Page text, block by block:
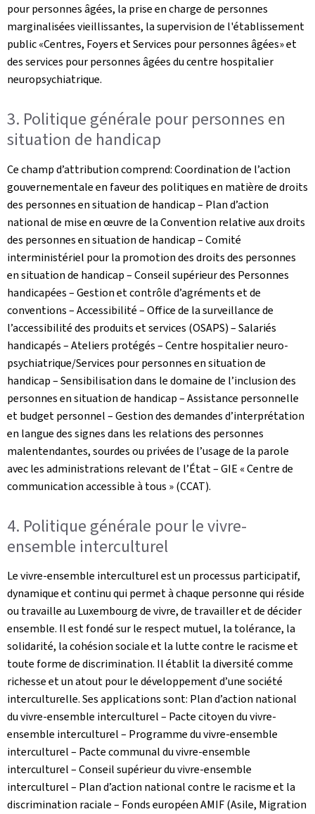
pour personnes âgées, la prise en charge de personnes
marginalisées vieillissantes, la supervision de l'établissement
public «Centres, Foyers et Services pour personnes âgées» et
des services pour personnes âgées du centre hospitalier
neuropsychiatrique.
3. Politique générale pour personnes en
situation de handicap
Ce champ d’attribution comprend: Coordination de l’action
gouvernementale en faveur des politiques en matière de droits
des personnes en situation de handicap – Plan d’action
national de mise en œuvre de la Convention relative aux droits
des personnes en situation de handicap – Comité
interministériel pour la promotion des droits des personnes
en situation de handicap – Conseil supérieur des Personnes
handicapées – Gestion et contrôle d’agréments et de
conventions – Accessibilité – Office de la surveillance de
l’accessibilité des produits et services (OSAPS) – Salariés
handicapés – Ateliers protégés – Centre hospitalier neuro-
psychiatrique/Services pour personnes en situation de
handicap – Sensibilisation dans le domaine de l’inclusion des
personnes en situation de handicap – Assistance personnelle
et budget personnel – Gestion des demandes d’interprétation
en langue des signes dans les relations des personnes
malentendantes, sourdes ou privées de l’usage de la parole
avec les administrations relevant de l’État – GIE « Centre de
communication accessible à tous » (CCAT).
4. Politique générale pour le vivre-
ensemble interculturel
Le vivre-ensemble interculturel est un processus participatif,
dynamique et continu qui permet à chaque personne qui réside
ou travaille au Luxembourg de vivre, de travailler et de décider
ensemble. Il est fondé sur le respect mutuel, la tolérance, la
solidarité, la cohésion sociale et la lutte contre le racisme et
toute forme de discrimination. Il établit la diversité comme
richesse et un atout pour le développement d’une société
interculturelle. Ses applications sont: Plan d’action national
du vivre-ensemble interculturel – Pacte citoyen du vivre-
ensemble interculturel – Programme du vivre-ensemble
interculturel – Pacte communal du vivre-ensemble
interculturel – Conseil supérieur du vivre-ensemble
interculturel – Plan d’action national contre le racisme et la
discrimination raciale – Fonds européen AMIF (Asile, Migration